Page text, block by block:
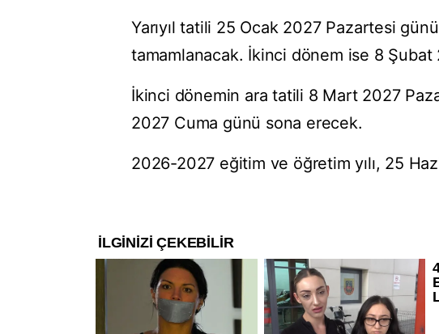
Yarıyıl tatili 25 Ocak 2027 Pazartesi
tamamlanacak. İkinci dönem ise 8
İkinci dönemin ara tatili 8 Mart 2027
2027 Cuma günü sona erecek.
2026-2027 eğitim ve öğretim yılı, 25